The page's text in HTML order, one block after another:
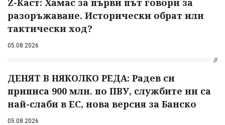
Z-Каст: Хамас за първи път говори за
разоръжаване. Исторически обрат или
тактически ход?
05.08.2026
ДЕНЯТ В НЯКОЛКО РЕДА: Радев си
приписа 900 млн. по ПВУ, службите ни са
най-слаби в ЕС, нова версия за Банско
05.08.2026